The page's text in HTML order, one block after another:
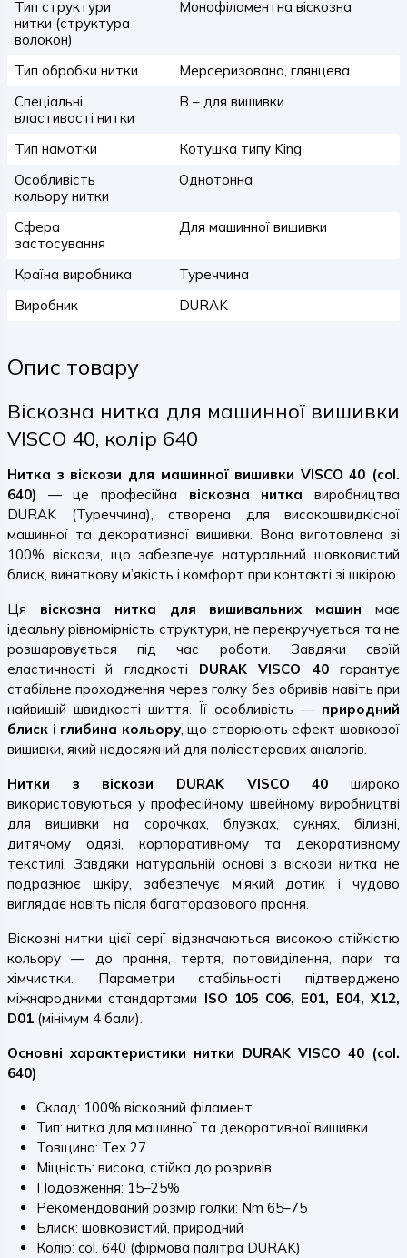
Тип структури
нитки (структура
волокон)
Монофіламентна віскозна
Тип обробки нитки
Мерсеризована, глянцева
Спеціальні
властивості нитки
B – для вишивки
Тип намотки
Котушка типу King
Особливість
кольору нитки
Однотонна
Сфера
застосування
Для машинної вишивки
Країна виробника
Туреччина
Виробник
DURAK
Опис товару
Віскозна нитка для машинної вишивки
VISCO 40, колір 640
Нитка з віскози для машинної вишивки VISCO 40 (col.
640) — це професійна віскозна ниткавиробництва
DURAK (Туреччина), створена для високошвидкісної
машинної та декоративної вишивки. Вона виготовлена зі
100% віскози, що забезпечує натуральний шовковистий
блиск, виняткову м’якість і комфорт при контакті зі шкірою.
Ця віскозна нитка для вишивальних машин має
ідеальну рівномірність структури, не перекручується та не
розшаровується під час роботи. Завдяки своїй
еластичності й гладкості DURAK VISCO 40гарантує
стабільне проходження через голку без обривів навіть при
найвищій швидкості шиття. Її особливість — природний
блиск і глибина кольору, що створюють ефект шовкової
вишивки, який недосяжний для поліестерових аналогів.
Нитки з віскози DURAK VISCO 40 широко
використовуються у професійному швейному виробництві
для вишивки на сорочках, блузках, сукнях, білизні,
дитячому одязі, корпоративному та декоративному
текстилі. Завдяки натуральній основі з віскози нитка не
подразнює шкіру, забезпечує м’який дотик і чудово
виглядає навіть після багаторазового прання.
Віскозні нитки цієї серії відзначаються високою стійкістю
кольору — до прання, тертя, потовиділення, пари та
хімчистки. Параметри стабільності підтверджено
міжнародними стандартами ISO 105 C06, E01, E04, X12,
D01 (мінімум 4 бали).
Основні характеристики нитки DURAK VISCO 40 (col.
640)
Склад: 100% віскозний філамент
Тип: нитка для машинної та декоративної вишивки
Товщина: Tex 27
Міцність: висока, стійка до розривів
Подовження: 15–25%
Рекомендований розмір голки: Nm 65–75
Блиск: шовковистий, природний
Колір: col. 640 (фірмова палітра DURAK)